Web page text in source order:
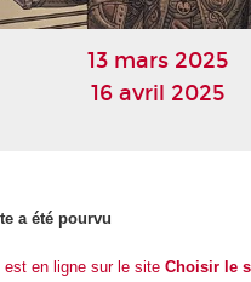
13 mars 2025
16 avril 2025
a été pourvu
est en ligne sur le site Choisir le